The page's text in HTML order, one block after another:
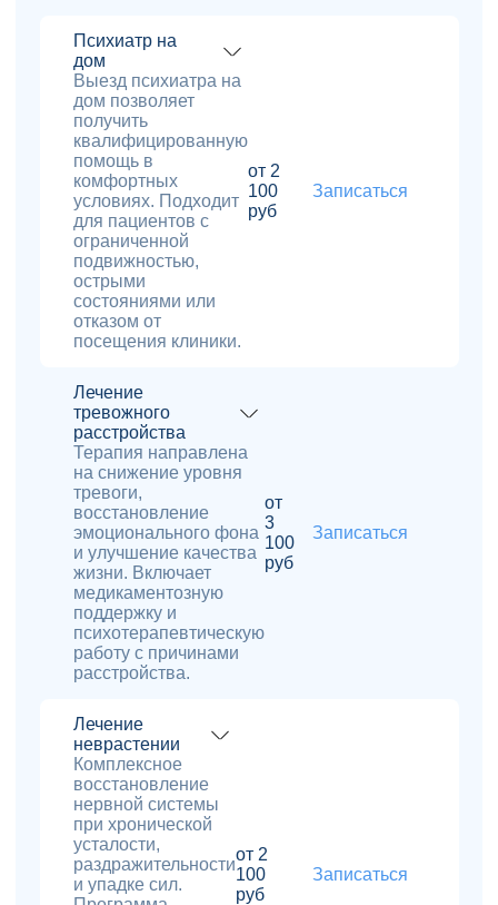
Психиатр на
дом
Выезд психиатра на
дом позволяет
получить
квалифицированную
помощь в
комфортных
условиях. Подходит
для пациентов с
ограниченной
подвижностью,
острыми
состояниями или
отказом от
посещения клиники.
от 2
100
руб
Записаться
Лечение
тревожного
расстройства
Терапия направлена
на снижение уровня
тревоги,
восстановление
эмоционального фона
и улучшение качества
жизни. Включает
медикаментозную
поддержку и
психотерапевтическую
работу с причинами
расстройства.
от
3
100
руб
Записаться
Лечение
неврастении
Комплексное
восстановление
нервной системы
при хронической
усталости,
раздражительности
и упадке сил.
от 2
100
руб
Записаться